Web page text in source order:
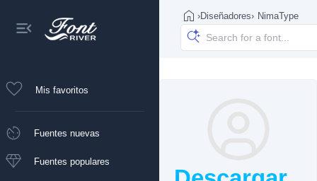
Mis favoritos
Fuentes nuevas
Fuentes populares
›Diseñadores› NimaType